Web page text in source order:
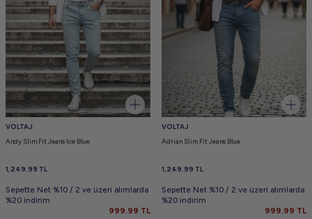
VOLTAJ
Andy Slim Fit Jeans Ice Blue
1,249.99 TL
Sepette Net %10 / 2 ve üzeri alımlarda
%20 indirim
999.99 TL
VOLTAJ
Adrian Slim Fit Jeans Blue
1,249.99 TL
Sepette Net %10 / 2 ve üzeri alımlarda
%20 indirim
999.99 TL